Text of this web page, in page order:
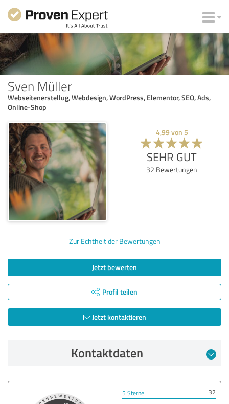
Sven Müller
Webseitenerstellug, Webdesign, WordPress, Elementor, SEO, Ads,
Online-Shop
4,99von 5
SEHR GUT
32 Bewertungen
Zur Echtheit der Bewertungen
Jetzt bewerten
Profil teilen
Jetzt kontaktieren
Kontaktdaten
5 Sterne
32